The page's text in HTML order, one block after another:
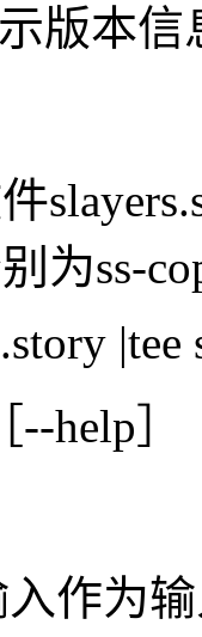
版本信
为ss-
|tee
］
为输